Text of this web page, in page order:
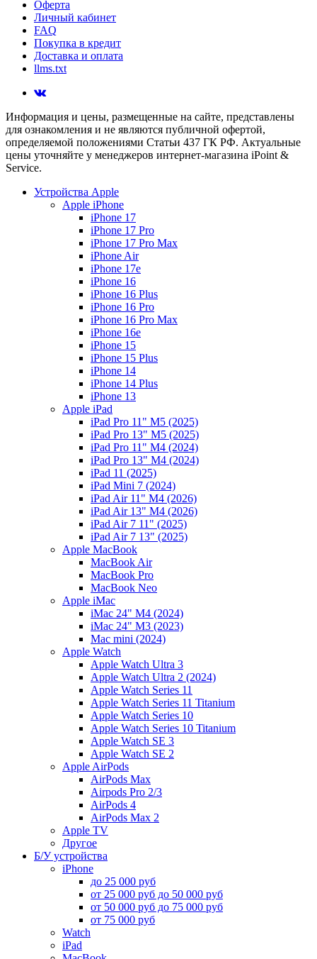
Оферта
Личный кабинет
FAQ
Покупка в кредит
Доставка и оплата
llms.txt
Информация и цены, размещенные на сайте, представлены
для ознакомления и не являются публичной офертой,
определяемой положениями Статьи 437 ГК РФ. Актуальные
цены уточняйте у менеджеров интернет-магазина iPoint &
Service.
Устройства Apple
Apple iPhone
iPhone 17
iPhone 17 Pro
iPhone 17 Pro Max
iPhone Air
iPhone 17e
iPhone 16
iPhone 16 Plus
iPhone 16 Pro
iPhone 16 Pro Max
iPhone 16e
iPhone 15
iPhone 15 Plus
iPhone 14
iPhone 14 Plus
iPhone 13
Apple iPad
iPad Pro 11" M5 (2025)
iPad Pro 13" M5 (2025)
iPad Pro 11" M4 (2024)
iPad Pro 13" M4 (2024)
iPad 11 (2025)
iPad Mini 7 (2024)
iPad Air 11" M4 (2026)
iPad Air 13" M4 (2026)
iPad Air 7 11" (2025)
iPad Air 7 13" (2025)
Apple MacBook
MacBook Air
MacBook Pro
MacBook Neo
Apple iMac
iMac 24" M4 (2024)
iMac 24" M3 (2023)
Mac mini (2024)
Apple Watch
Apple Watch Ultra 3
Apple Watch Ultra 2 (2024)
Apple Watch Series 11
Apple Watch Series 11 Titanium
Apple Watch Series 10
Apple Watch Series 10 Titanium
Apple Watch SE 3
Apple Watch SE 2
Apple AirPods
AirPods Max
Airpods Pro 2/3
AirPods 4
AirPods Max 2
Apple TV
Другое
Б/У устройства
iPhone
до 25 000 руб
от 25 000 руб до 50 000 руб
от 50 000 руб до 75 000 руб
от 75 000 руб
Watch
iPad